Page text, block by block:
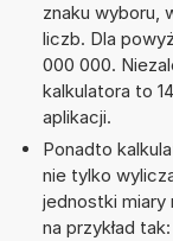
znaku wyboru,
liczb. Dla
000 000.
kalkulatora to
aplikacji.
Ponadto
nie tylko
jednostki miary
na przykład